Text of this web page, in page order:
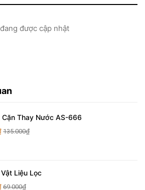
được cập nhật
Cặn Thay Nước AS-666
135.000₫
Liệu Lọc
69.000₫